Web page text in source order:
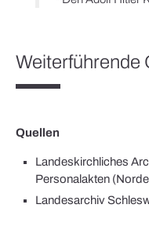
Weiterführende
Quellen
Landeskirchliches
Personalakten
Landesarchiv